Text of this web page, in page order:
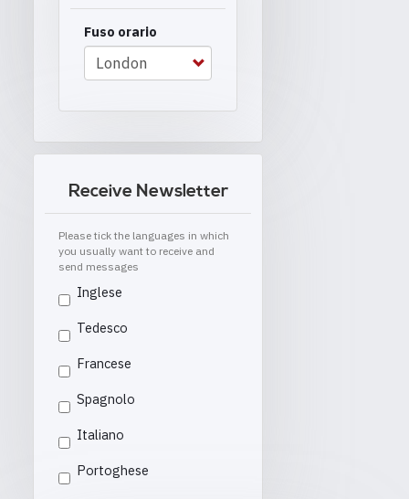
Fuso orario
Receive Newsletter
Please tick the languages in which
you usually want to receive and
send messages
Inglese
Tedesco
Francese
Spagnolo
Italiano
Portoghese